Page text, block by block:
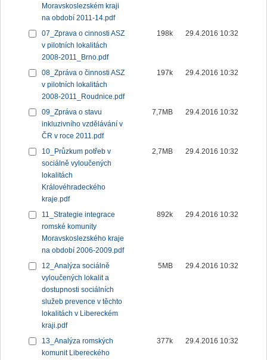
Moravskoslezském kraji
na období 2011-14.pdf
07_Zprava o cinnosti ASZ
v pilotních lokalitách
2008-2011_Brno.pdf
198k 29.4.2016 10:32
08_Zpráva o činnosti ASZ
v pilotních lokalitách
2008-2011_Roudnice.pdf
197k 29.4.2016 10:32
09_Zpráva o stavu
inkluzivního vzdělávání v
ČR v roce 2011.pdf
7,7MB 29.4.2016 10:32
10_Průzkum potřeb v
sociálně vyloučených
lokalitách
Královéhradeckého
kraje.pdf
2,7MB 29.4.2016 10:32
11_Strategie integrace
romské komunity
Moravskoslezského kraje
na období 2006-2009.pdf
892k 29.4.2016 10:32
12_Analýza sociálně
vyloučených lokalit a
dostupnosti sociálních
služeb prevence v těchto
lokalitách v Libereckém
kraji.pdf
5MB 29.4.2016 10:32
13_Analýza romských
komunit Libereckého
377k 29.4.2016 10:32